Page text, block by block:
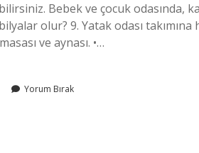
Bebek ve çocuk odasında,
olur? 9. Yatak odası
ve aynası. •…
Yorum Bırak